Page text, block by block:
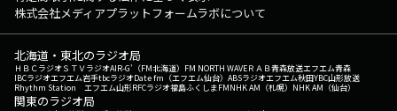
株式会社メディアプラットフォームラボについて
北海道・東北のラジオ局
ＨＢＣラジオＳＴＶラジオAIR-G'（FM北海道） FM NORTH WAVEＲＡＢ青森放送エフエム青森
IBCラジオエフエム岩手tbcラジオDate fm（エフエム仙台） ABSラジオエフエム秋田YBC山形放送
Rhythm Station エフエム山形RFCラジオ福島ふくしまFMNHK AM（札幌） NHK AM（仙台）
関東のラジオ局